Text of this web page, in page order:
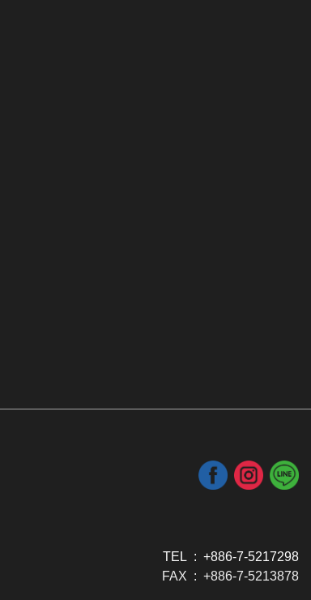
TEL : +886-7-5217298
FAX : +886-7-5213878